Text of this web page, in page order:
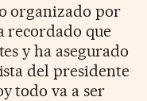
organizado por
recordado que
y ha asegurado
del presidente
todo va a ser